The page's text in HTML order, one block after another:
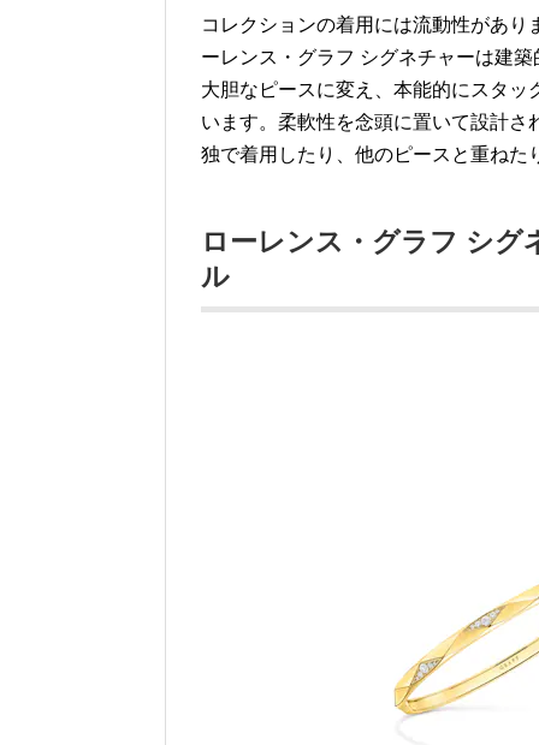
コレクションの着用には流動性があ
ーレンス・グラフ シグネチャーは建
大胆なピースに変え、本能的にスタ
います。柔軟性を念頭に置いて設計
独で着用したり、他のピースと重ねた
ローレンス・グラフ シ
ル